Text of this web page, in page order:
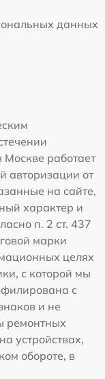
данных
работает
авторизации от
на сайте,
характер и
п. 2 ст. 437
марки
целях
с которой мы
с
и не
ремонтных
устройствах,
обороте, в